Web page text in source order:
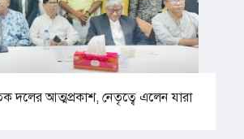
দলের আত্মপ্রকাশ, নেতৃত্বে এলেন যারা